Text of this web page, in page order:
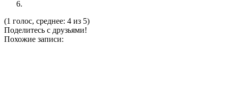
(1 голос, среднее: 4 из 5)
Поделитесь с друзьями!
Похожие записи: